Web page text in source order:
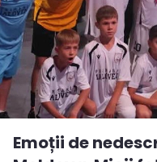
Emoții de